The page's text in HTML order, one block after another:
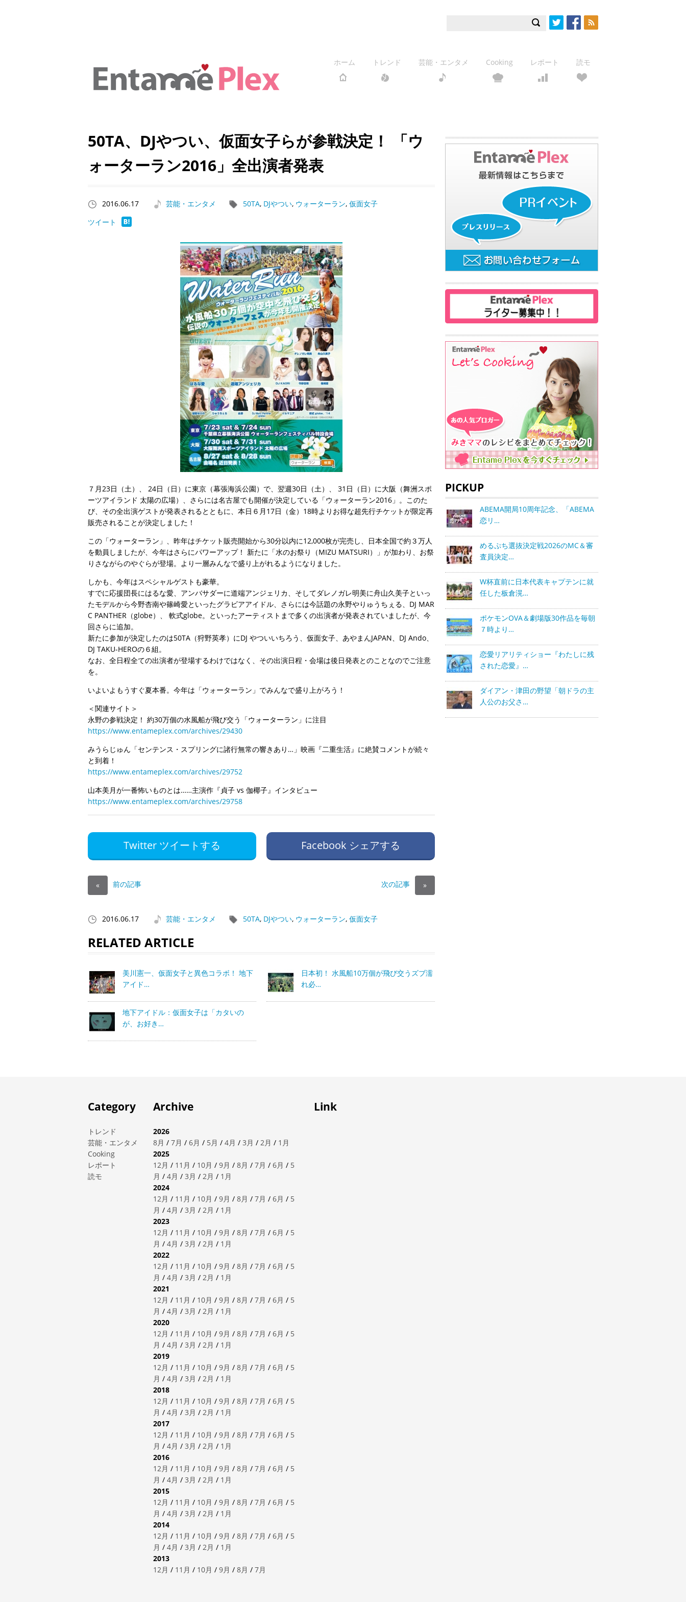
ホーム トレンド 芸能・エンタメ Cooking レポート 読モ
50TA、DJやつい、仮面女子らが参戦決定！ 「ウ
ォーターラン2016」全出演者発表
2016.06.17 芸能・エンタメ 50TA, DJやつい, ウォーターラン, 仮面女子
ツイート
７月23日（土）、 24日（日）に東京（幕張海浜公園）で、翌週30日（土）、 31日（日）に大阪（舞洲スポ
ーツアイランド 太陽の広場）、さらには名古屋でも開催が決定している「ウォーターラン2016」。このた
び、その全出演ゲストが発表されるとともに、本日６月17日（金）18時よりお得な超先行チケットが限定再
販売されることが決定しました！
この「ウォーターラン」、昨年はチケット販売開始から30分以内に12,000枚が完売し、日本全国で約３万人
を動員しましたが、今年はさらにパワーアップ！ 新たに「水のお祭り（MIZU MATSURI）」が加わり、お祭
りさながらのやぐらが登場。より一層みんなで盛り上がれるようになりました。
しかも、今年はスペシャルゲストも豪華。
すでに応援団長にはるな愛、アンバサダーに道端アンジェリカ、そしてダレノガレ明美に舟山久美子といっ
たモデルから今野杏南や篠崎愛といったグラビアアイドル、さらには今話題の永野やりゅうちぇる、DJ MAR
C PANTHER（globe）、 軟式globe。といったアーティストまで多くの出演者が発表されていましたが、今
回さらに追加。
新たに参加が決定したのは50TA（狩野英孝）にDJ やついいちろう、仮面女子、あやまんJAPAN、DJ Ando、
DJ TAKU-HEROの６組。
なお、全日程全ての出演者が登場するわけではなく、その出演日程・会場は後日発表とのことなのでご注意
を。
いよいよもうすぐ夏本番。今年は「ウォーターラン」でみんなで盛り上がろう！
＜関連サイト＞
永野の参戦決定！ 約30万個の水風船が飛び交う「ウォーターラン」に注目
https://www.entameplex.com/archives/29430
みうらじゅん「センテンス・スプリングに諸行無常の響きあり…」映画『二重生活』に絶賛コメントが続々
と到着！
https://www.entameplex.com/archives/29752
山本美月が一番怖いものとは……主演作『貞子 vs 伽椰子』インタビュー
https://www.entameplex.com/archives/29758
Twitter ツイートする Facebook シェアする
« 前の記事 次の記事 »
2016.06.17 芸能・エンタメ 50TA, DJやつい, ウォーターラン, 仮面女子
RELATED ARTICLE
美川憲一、仮面女子と異色コラボ！ 地下
アイド…
日本初！ 水風船10万個が飛び交うズブ濡
れ必…
地下アイドル：仮面女子は「カタいの
が、お好き…
PICKUP
ABEMA開局10周年記念、「ABEMA
恋リ…
めるぷち選抜決定戦2026のMC＆審
査員決定…
W杯直前に日本代表キャプテンに就
任した板倉滉…
ポケモンOVA＆劇場版30作品を毎朝
７時より…
恋愛リアリティショー『わたしに残
された恋愛』…
ダイアン・津田の野望「朝ドラの主
人公のお父さ…
Category
トレンド
芸能・エンタメ
Cooking
レポート
読モ
Archive
2026
8月 / 7月 / 6月 / 5月 / 4月 / 3月 / 2月 / 1月
2025
12月 / 11月 / 10月 / 9月 / 8月 / 7月 / 6月 / 5
月 / 4月 / 3月 / 2月 / 1月
2024
12月 / 11月 / 10月 / 9月 / 8月 / 7月 / 6月 / 5
月 / 4月 / 3月 / 2月 / 1月
2023
12月 / 11月 / 10月 / 9月 / 8月 / 7月 / 6月 / 5
月 / 4月 / 3月 / 2月 / 1月
2022
12月 / 11月 / 10月 / 9月 / 8月 / 7月 / 6月 / 5
月 / 4月 / 3月 / 2月 / 1月
2021
12月 / 11月 / 10月 / 9月 / 8月 / 7月 / 6月 / 5
月 / 4月 / 3月 / 2月 / 1月
2020
12月 / 11月 / 10月 / 9月 / 8月 / 7月 / 6月 / 5
月 / 4月 / 3月 / 2月 / 1月
2019
12月 / 11月 / 10月 / 9月 / 8月 / 7月 / 6月 / 5
月 / 4月 / 3月 / 2月 / 1月
2018
12月 / 11月 / 10月 / 9月 / 8月 / 7月 / 6月 / 5
月 / 4月 / 3月 / 2月 / 1月
2017
12月 / 11月 / 10月 / 9月 / 8月 / 7月 / 6月 / 5
月 / 4月 / 3月 / 2月 / 1月
2016
12月 / 11月 / 10月 / 9月 / 8月 / 7月 / 6月 / 5
月 / 4月 / 3月 / 2月 / 1月
2015
12月 / 11月 / 10月 / 9月 / 8月 / 7月 / 6月 / 5
月 / 4月 / 3月 / 2月 / 1月
2014
12月 / 11月 / 10月 / 9月 / 8月 / 7月 / 6月 / 5
月 / 4月 / 3月 / 2月 / 1月
2013
12月 / 11月 / 10月 / 9月 / 8月 / 7月
Link